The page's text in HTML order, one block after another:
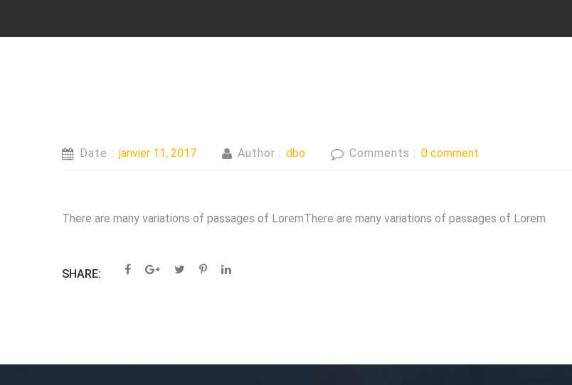
Date : janvier 11, 2017 Author : dbo Comments : 0 comment
There are many variations of passages of LoremThere are many variations of passages of Lorem
SHARE: